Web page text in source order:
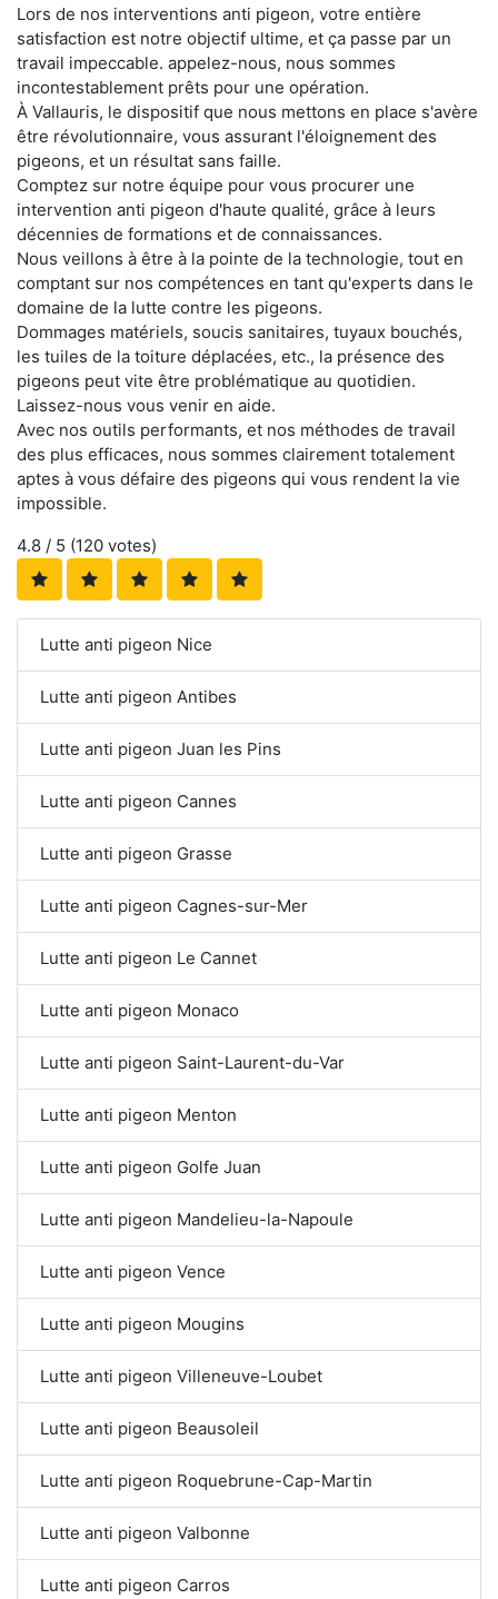
Lors de nos interventions anti pigeon, votre entière
satisfaction est notre objectif ultime, et ça passe par un
travail impeccable. appelez-nous, nous sommes
incontestablement prêts pour une opération.
À Vallauris, le dispositif que nous mettons en place s'avère
être révolutionnaire, vous assurant l'éloignement des
pigeons, et un résultat sans faille.
Comptez sur notre équipe pour vous procurer une
intervention anti pigeon d'haute qualité, grâce à leurs
décennies de formations et de connaissances.
Nous veillons à être à la pointe de la technologie, tout en
comptant sur nos compétences en tant qu'experts dans le
domaine de la lutte contre les pigeons.
Dommages matériels, soucis sanitaires, tuyaux bouchés,
les tuiles de la toiture déplacées, etc., la présence des
pigeons peut vite être problématique au quotidien.
Laissez-nous vous venir en aide.
Avec nos outils performants, et nos méthodes de travail
des plus efficaces, nous sommes clairement totalement
aptes à vous défaire des pigeons qui vous rendent la vie
impossible.
4.8 / 5 (120 votes)
Lutte anti pigeon Nice
Lutte anti pigeon Antibes
Lutte anti pigeon Juan les Pins
Lutte anti pigeon Cannes
Lutte anti pigeon Grasse
Lutte anti pigeon Cagnes-sur-Mer
Lutte anti pigeon Le Cannet
Lutte anti pigeon Monaco
Lutte anti pigeon Saint-Laurent-du-Var
Lutte anti pigeon Menton
Lutte anti pigeon Golfe Juan
Lutte anti pigeon Mandelieu-la-Napoule
Lutte anti pigeon Vence
Lutte anti pigeon Mougins
Lutte anti pigeon Villeneuve-Loubet
Lutte anti pigeon Beausoleil
Lutte anti pigeon Roquebrune-Cap-Martin
Lutte anti pigeon Valbonne
Lutte anti pigeon Carros